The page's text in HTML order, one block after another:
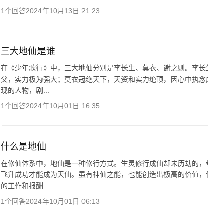
1个回答2024年10月13日 21:23
三大地仙是谁
在《少年歌行》中，三大地仙分别是李长生、莫衣、谢之则。李
父，实力极为强大；莫衣冠绝天下，天资和实力绝顶，因心中执
现的人物，剧...
1个回答2024年10月01日 16:35
什么是地仙
在修仙体系中，地仙是一种修行方式。生灵修行成仙却未历劫的，
飞升成功才能成为天仙。虽有神仙之能，也能创造出极高的价值
的工作和报酬...
1个回答2024年10月01日 06:13